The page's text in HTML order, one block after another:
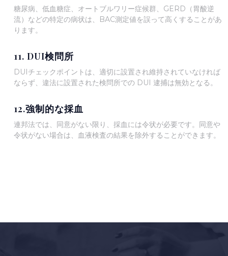
糖尿病、低血糖症、オートブルワリー症候群、GERD（胃酸逆
流）などの特定の病状は、BAC測定値を誤って高くすることがあ
ります。
11. DUI検問所
DUIチェックポイントは、適切に設置され維持されていなければ
ならず、違法に設置された検問所での DUI 逮捕は無効となる。
12.強制的な採血
連邦法では、同意がない限り、採血には令状が必要です。同意や
令状がない場合は、血液検査の結果を除外することができます。